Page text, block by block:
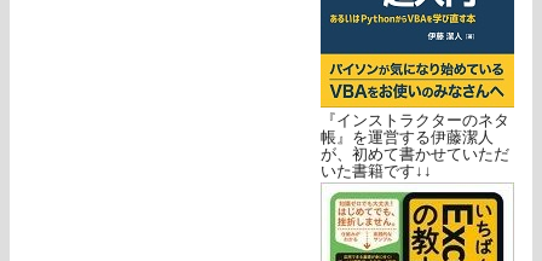
『インストラクターのネタ
帳』を運営する伊藤潔人
が、初めて書かせていただ
いた書籍です↓↓